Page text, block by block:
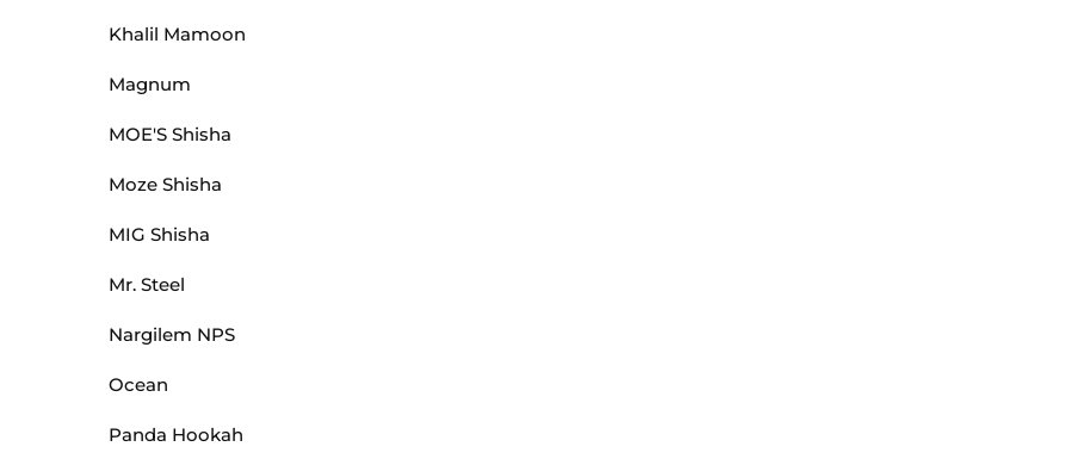
Khalil Mamoon
Magnum
MOE'S Shisha
Moze Shisha
MIG Shisha
Mr. Steel
Nargilem NPS
Ocean
Panda Hookah